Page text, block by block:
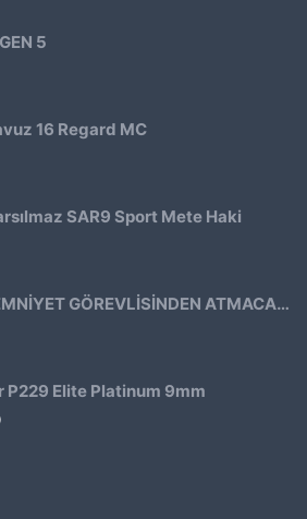
5
16 Regard MC
SAR9 Sport Mete Haki
EMEKLİ EMNİYET GÖREVLİSİNDEN ATMACA 53 KLASİK14
P229 Elite Platinum 9mm